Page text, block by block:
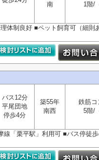
南
1階/
体制良好 ■ペット飼育可（細則
バス12分
平尾団地
停歩4分
築55年
南西
鉄筋コ
5階/
「栗平駅」利用可 ■バス停徒